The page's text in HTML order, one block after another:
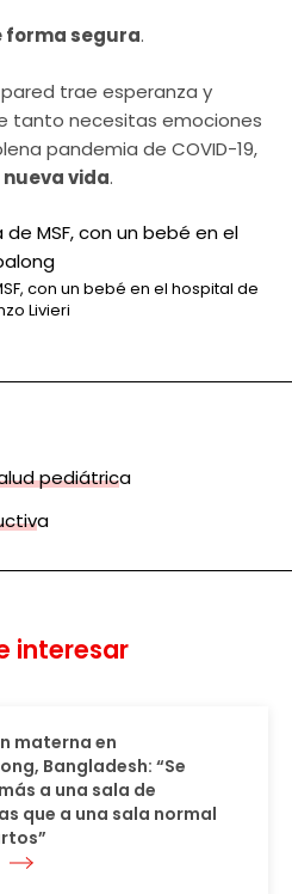
forma segura.
trae esperanza y
tanto necesitas emociones
pandemia de COVID-19,
vida.
con un bebé en el hospital de
Livieri
pediátrica
interesar
materna en
Bangladesh: “Se
a una sala de
que a una sala normal